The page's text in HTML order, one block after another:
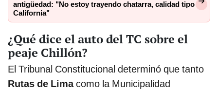
antigüedad: "No estoy trayendo chatarra, calidad tipo
California"
¿Qué dice el auto del TC sobre el
peaje Chillón?
El Tribunal Constitucional determinó que tanto
Rutas de Limacomo la Municipalidad